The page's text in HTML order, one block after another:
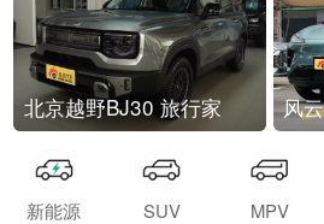
北京越野BJ30 旅行家 风
新能源 SUV MPV